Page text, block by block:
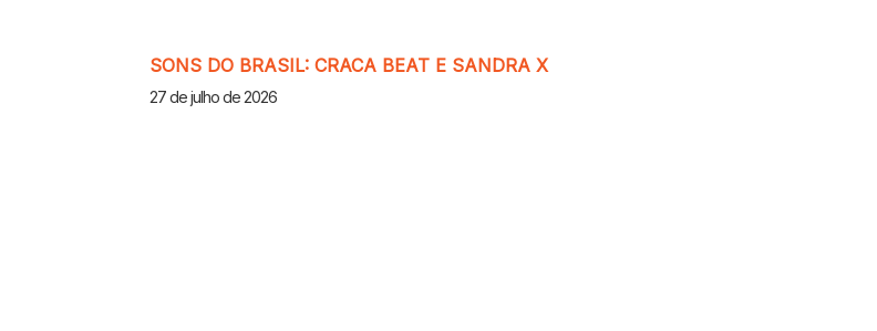
SONS DO BRASIL: CRACA BEAT E SANDRA X
27 de julho de 2026